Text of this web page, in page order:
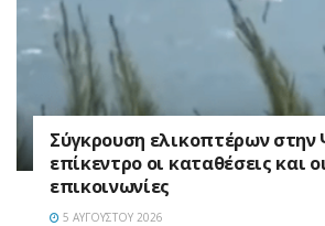
Σύγκρουση ελικοπτέρων στην
επίκεντρο οι καταθέσεις και
επικοινωνίες
5 ΑΥΓΟΎΣΤΟΥ 2026